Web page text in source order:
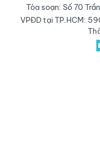
Tòa soạn: Số 70
VPĐD tại TP.HCM: